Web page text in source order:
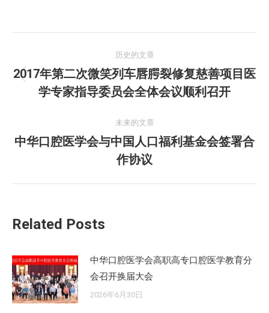
章
历史的文章
历
史
文
章：
2017年第二次微笑列车唇腭裂修复慈善项目医
学专家指导委员会全体会议顺利召开
未来的文章
未
来
的
中华口腔医学会与中国人口福利基金会签署合
作协议
Related Posts
中华口腔医学会高职高专口腔医学教育分
会召开换届大会
2026年6月30日